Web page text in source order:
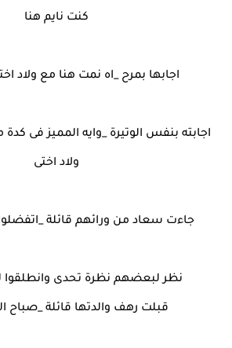
كنت نايم هنا
اجابها بمرح _اه نمت هنا مع ولاد
اجابته بنفس الوتيرة _وايه المميز فى
ولاد اختى
جاءت سعاد من ورائهم قائلة _اتفضلوا
نظر لبعضهم نظرة تحدى وانطلقوا
قبلت رهف والدتها قائلة _صباح